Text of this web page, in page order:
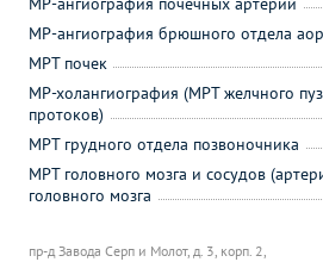
пр-д Завода Серп и Молот, д. 3, корп. 2,
МР-ангиография брюшного отдела
МРТ почек
МР-холангиография (МРТ желчного
протоков)
МРТ грудного отдела позвоночника
МРТ головного мозга и сосудов
головного мозга